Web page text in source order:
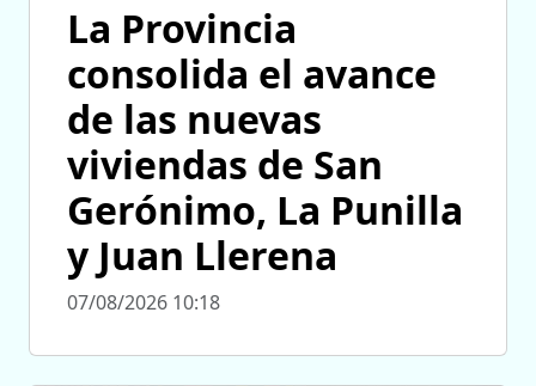
La Provincia
consolida el avance
de las nuevas
viviendas de San
Gerónimo, La Punilla
y Juan Llerena
07/08/2026 10:18